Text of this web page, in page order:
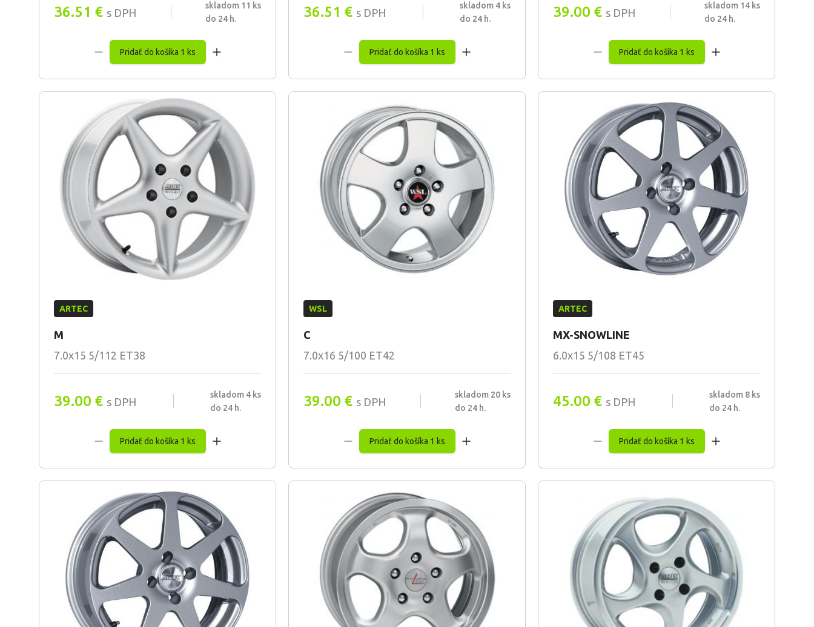
36.51 € s DPH
skladom 11 ks
do 24 h.
Pridať do košíka 1 ks
36.51 € s DPH
skladom 4 ks
do 24 h.
Pridať do košíka 1 ks
39.00 € s DPH
skladom 14 ks
do 24 h.
Pridať do košíka 1 ks
ARTEC
M
7.0x15 5/112 ET38
39.00 € s DPH
skladom 4 ks
do 24 h.
Pridať do košíka 1 ks
WSL
C
7.0x16 5/100 ET42
39.00 € s DPH
skladom 20 ks
do 24 h.
Pridať do košíka 1 ks
ARTEC
MX-SNOWLINE
6.0x15 5/108 ET45
45.00 € s DPH
skladom 8 ks
do 24 h.
Pridať do košíka 1 ks